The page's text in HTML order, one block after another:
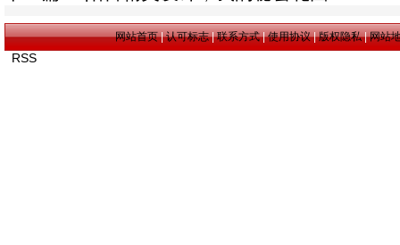
网站首页|认可标志|联系方式|使用协议|版权隐私|网站
RSS